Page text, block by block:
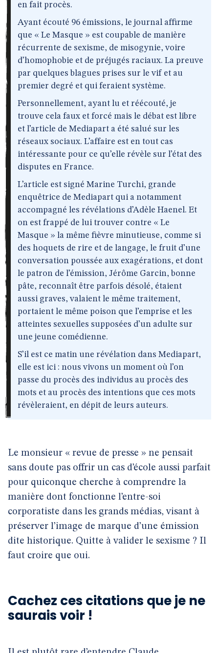
en fait procès.
Ayant écouté 96 émissions, le journal affirme
que « Le Masque » est coupable de manière
récurrente de sexisme, de misogynie, voire
d’homophobie et de préjugés raciaux. La preuve
par quelques blagues prises sur le vif et au
premier degré et qui feraient système.
Personnellement, ayant lu et réécouté, je
trouve cela faux et forcé mais le débat est libre
et l’article de Mediapart a été salué sur les
réseaux sociaux. L’affaire est en tout cas
intéressante pour ce qu’elle révèle sur l’état des
disputes en France.
L’article est signé Marine Turchi, grande
enquêtrice de Mediapart qui a notamment
accompagné les révélations d’Adèle Haenel. Et
on est frappé de lui trouver contre « Le
Masque » la même fièvre minutieuse, comme si
des hoquets de rire et de langage, le fruit d’une
conversation poussée aux exagérations, et dont
le patron de l’émission, Jérôme Garcin, bonne
pâte, reconnaît être parfois désolé, étaient
aussi graves, valaient le même traitement,
portaient le même poison que l’emprise et les
atteintes sexuelles supposées d’un adulte sur
une jeune comédienne.
S’il est ce matin une révélation dans Mediapart,
elle est ici : nous vivons un moment où l’on
passe du procès des individus au procès des
mots et au procès des intentions que ces mots
révèleraient, en dépit de leurs auteurs.
Le monsieur « revue de presse » ne pensait
sans doute pas offrir un cas d’école aussi parfait
pour quiconque cherche à comprendre la
manière dont fonctionne l’entre-soi
corporatiste dans les grands médias, visant à
préserver l’image de marque d’une émission
dite historique. Quitte à valider le sexisme ? Il
faut croire que oui.
Cachez ces citations que je ne
saurais voir !